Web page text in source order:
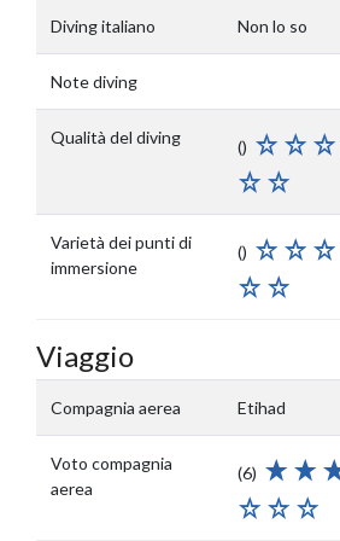
Diving italiano Non lo so
Note diving
Qualità del diving ()
Varietà dei punti di
immersione
()
Viaggio
Compagnia aerea Etihad
Voto compagnia
aerea
(6)